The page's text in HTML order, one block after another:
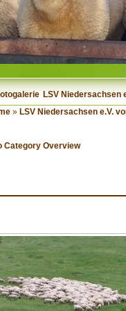
LSV Niedersachsen
» LSV Niedersachsen e.V.
Category Overview